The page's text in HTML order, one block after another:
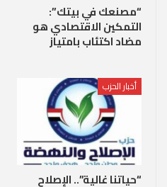
“مصنعك في بيتك”:
التمكين الاقتصادي هو
مضاد اكتئاب بامتياز
أخبار الحزب
“حياتنا غالية”.. الإصلاح